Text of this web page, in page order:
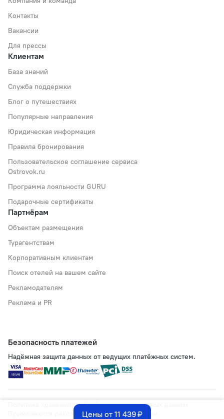
Цены от 11 439 ₽
Контакты
Вакансии
Для прессы
Клиентам
База знаний
Служба поддержки
Блог о путешествиях
Популярные направления
Юридическая информация
Правила бронирования
Пользовательское соглашение сервиса
Ostrovok.ru
Программа лояльности GURU
Подарочные сертификаты
Партнёрам
Объектам размещения
Турагентствам
Корпоративным клиентам
Поиск отелей на вашем сайте
Рекламодателям
Реклама и PR
Безопасность платежей
Надёжная защита данных от ведущих платёжных систем.
Политика хранения и обработки персональных данных
Применяются рекомендательные технологии